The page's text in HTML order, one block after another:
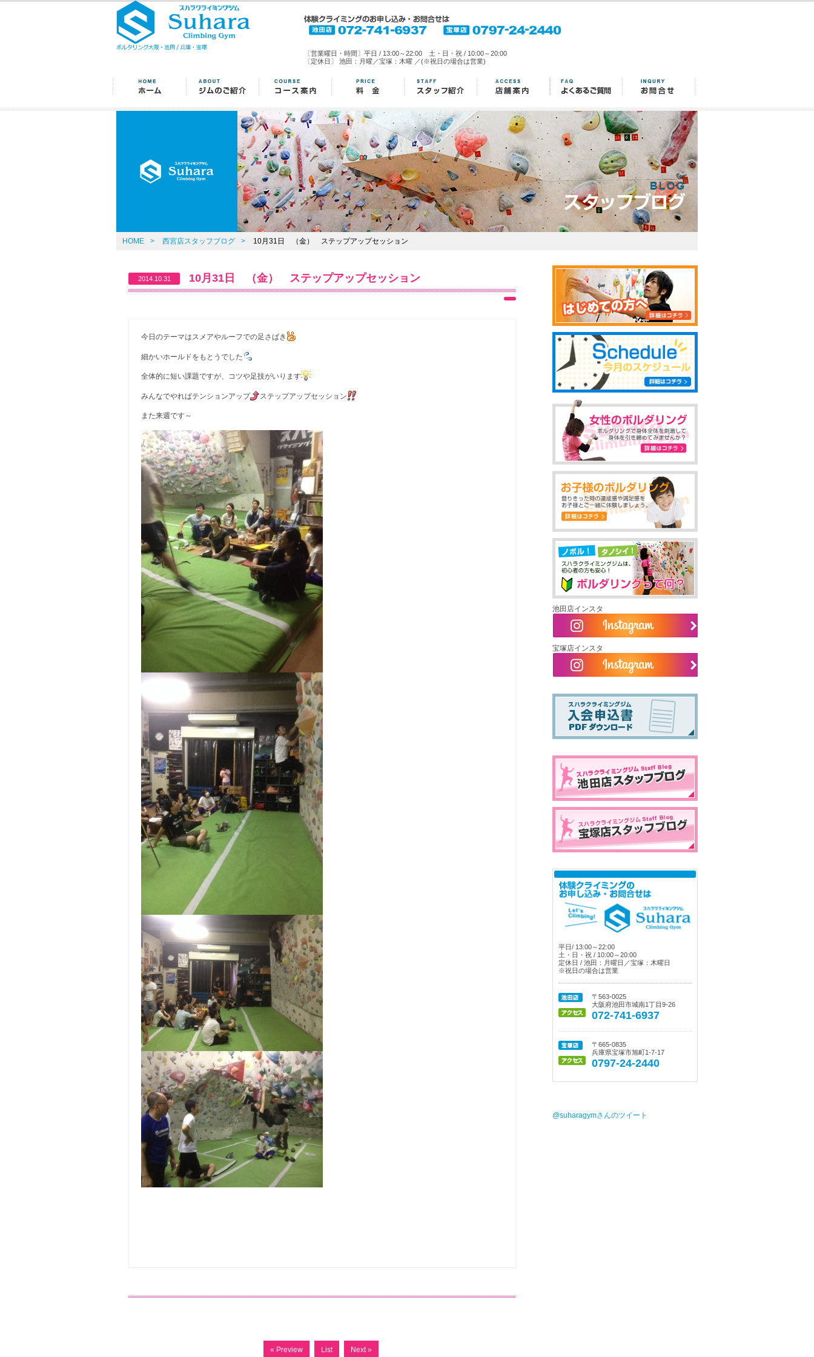
〔営業曜日・時間〕平日 / 13:00～22:00 土・日・祝 / 10:00～20:00
〔定休日〕 池田：月曜／宝塚：木曜 ／(※祝日の場合は営業)
HOME > 西宮店スタッフブログ > 10月31日 （金） ステップアップセッション
2014.10.31 10月31日 （金） ステップアップセッション
今日のテーマはスメアやルーフでの足さばき
細かいホールドをもとうでした
全体的に短い課題ですが、コツや足技がいります
みんなでやればテンションアップ ステップアップセッション
また来週です～
« Preview List Next »
池田店インスタ
宝塚店インスタ
平日/ 13:00～22:00
土・日・祝 / 10:00～20:00
定休日 / 池田：月曜日／宝塚：木曜日
※祝日の場合は営業
〒563-0025
大阪府池田市城南1丁目9-26
072-741-6937
〒665-0835
兵庫県宝塚市旭町1-7-17
0797-24-2440
@suharagymさんのツイート